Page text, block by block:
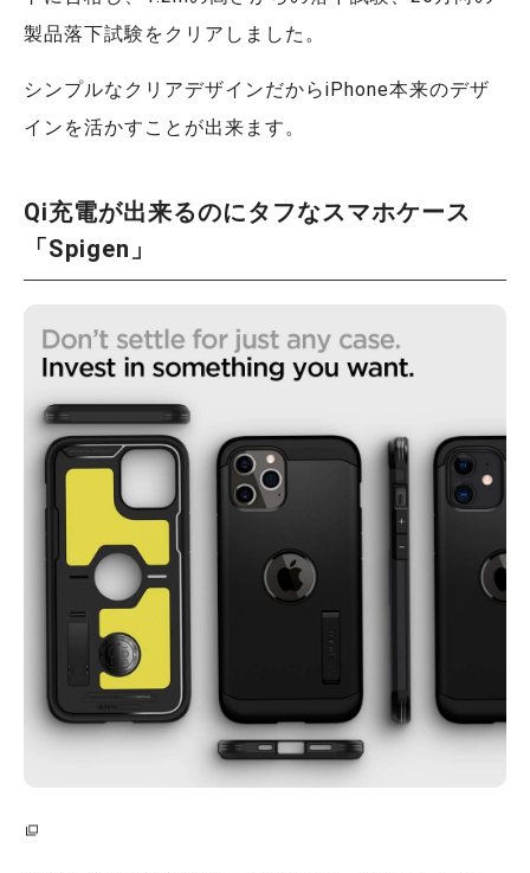
製品落下試験をクリアしました。
シンプルなクリアデザインだからiPhone本来のデザ
インを活かすことが出来ます。
Qi充電が出来るのにタフなスマホケース
「Spigen」